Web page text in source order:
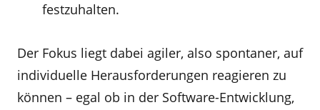
festzuhalten.
Der Fokus liegt dabei agiler, also spontaner, auf
individuelle Herausforderungen reagieren zu
können – egal ob in der Software-Entwicklung,